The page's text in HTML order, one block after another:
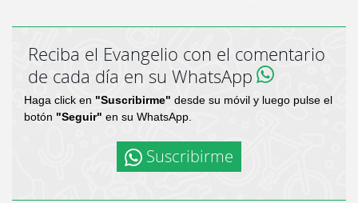
Reciba el Evangelio con el comentario
de cada día en su WhatsApp
Haga click en "Suscribirme" desde su móvil y luego pulse el
botón "Seguir" en su WhatsApp.
Suscribirme